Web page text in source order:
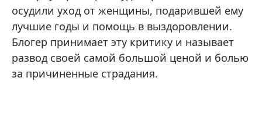
осудили уход от женщины, подарившей ему
лучшие годы и помощь в выздоровлении.
Блогер принимает эту критику и называет
развод своей самой большой ценой и болью
за причиненные страдания.